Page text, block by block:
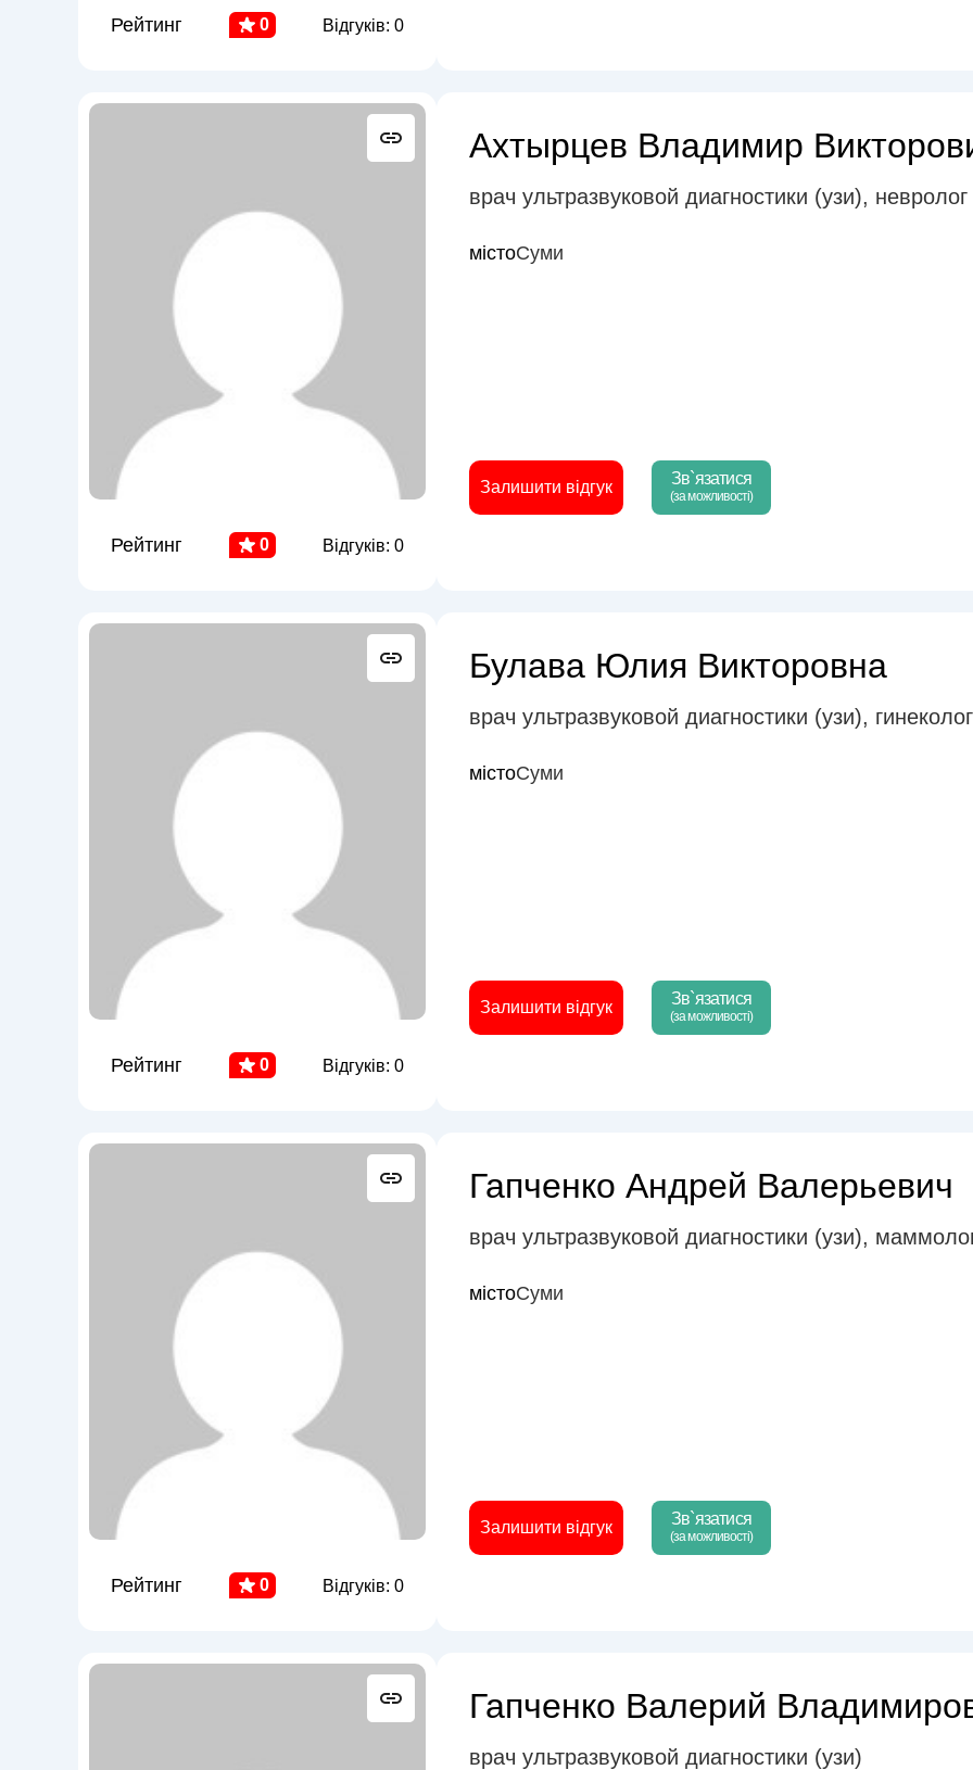
Рейтинг 0 Відгуків: 0
Рейтинг 0 Відгуків: 0
Ахтырцев Владимир
врач ультразвуковой диагностики (узи), невролог
містоСуми
Залишити відгук Зв`язатися
(за можливості)
Рейтинг 0 Відгуків: 0
Булава Юлия Викторовна
врач ультразвуковой диагностики (узи), гинеколог
містоСуми
Залишити відгук Зв`язатися
(за можливості)
Рейтинг 0 Відгуків: 0
Гапченко Андрей Валерьевич
врач ультразвуковой диагностики (узи),
містоСуми
Залишити відгук Зв`язатися
(за можливості)
Гапченко Валерий
врач ультразвуковой диагностики (узи)